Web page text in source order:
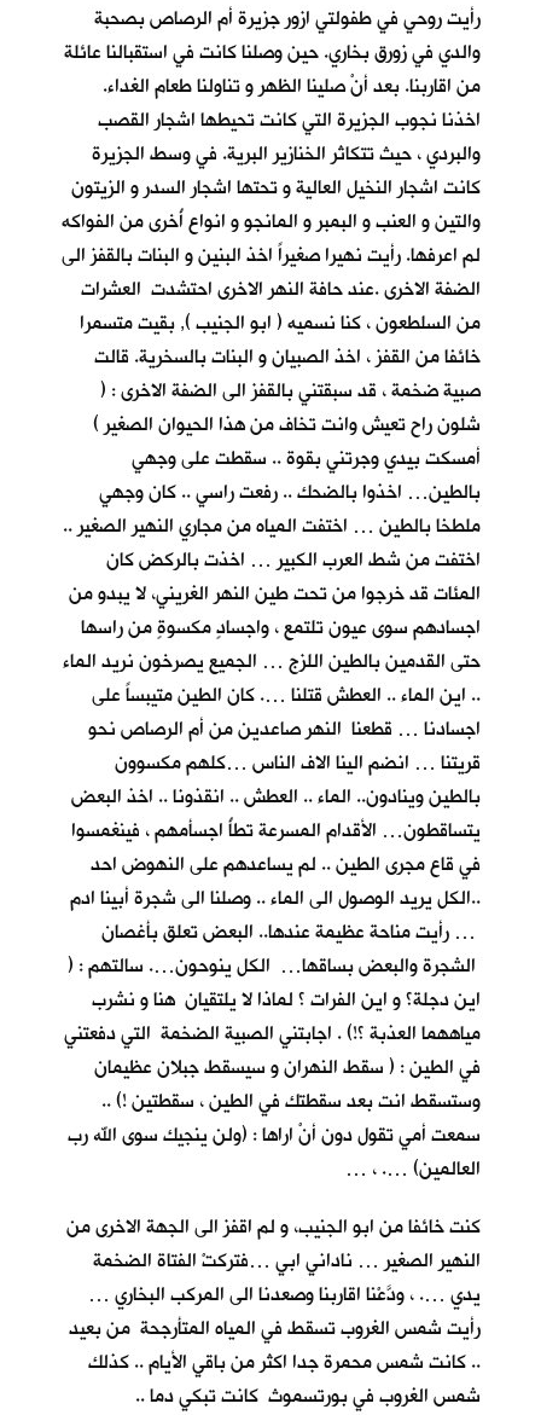
رأيت روحي في طفولتي ازور جزيرة أم الرصاص بصحبة
والدي في زورق بخاري. حين وصلنا كانت في استقبالنا عائلة
من اقاربنا. بعد أنْصلينا الظهر و تناولنا طعام الغداء.
اخذنا نجوب الجزيرة التي كانت تحيطها اشجار القصب
والبردي ، حيث تتكاثر الخنازير البرية. في وسط الجزيرة
كانت اشجار النخيل العالية و تحتها اشجار السدر و الزيتون
والتين و العنب و البمبر و المانجو و انواع أُخرى من الفواكه
لم اعرفها. رأيت نهيرا صغيراً اخذ البنين و البنات بالقفز الى
الضفة الاخرى .عند حافة النهر الاخرى احتشدت العشرات
من السلطعون ، كنا نسميه ( ابو الجنيب ), بقيت متسمرا
خائفا من القفز ، اخذ الصبيان و البنات بالسخرية. قالت
صبية ضخمة ، قد سبقتني بالقفز الى الضفة الاخرى : (
شلون راح تعيش وانت تخاف من هذا الحيوان الصغير )
أمسكت بيدي وجرتني بقوة .. سقطت على وجهي
بالطين… اخذوا بالضحك .. رفعت راسي .. كان وجهي
ملطخا بالطين … اختفت المياه من مجاري النهير الصغير ..
اختفت من شط العرب الكبير … اخذت بالركض كان
المئات قد خرجوا من تحت طين النهر الغريني، لا يبدو من
اجسادهم سوى عيون تلتمع ، واجسادٍ مكسوةٍ من راسها
حتى القدمين بالطين اللزج … الجميع يصرخون نريد الماء
.. اين الماء .. العطش قتلنا …. كان الطين متيبساً على
اجسادنا … قطعنا النهر صاعدين من أم الرصاص نحو
قريتنا … انضم الينا الاف الناس …كلهم مكسوون
بالطين وينادون.. الماء .. العطش .. انقذونا .. اخذ البعض
يتساقطون… الأقدام المسرعة تطأُ اجسأمهم ، فينغمسوا
في قاع مجرى الطين .. لم يساعدهم على النهوض احد
..الكل يريد الوصول الى الماء .. وصلنا الى شجرة أبينا ادم
… رأيت مناحة عظيمة عندها.. البعض تعلق بأغصان
الشجرة والبعض بساقها… الكل ينوحون…. سالتهم : (
اين دجلة؟ و اين الفرات ؟ لماذا لا يلتقيان هنا و نشرب
مياههما العذبة ؟!) . اجابتني الصبية الضخمة التي دفعتني
في الطين : ( سقط النهران و سيسقط جبلان عظيمان
وستسقط انت بعد سقطتك في الطين ، سقطتين !) ..
سمعت أمي تقول دون أنْ اراها : (ولن ينجيك سوى الله رب
العالمين) …. ، …
كنت خائفا من ابو الجنيب، و لم اقفز الى الجهة الاخرى من
النهير الصغير … ناداني ابي …فتركتْ الفتاة الضخمة
يدي …. ، ودَّعْنا اقاربنا وصعدنا الى المركب البخاري …
رأيت شمس الغروب تسقط في المياه المتأرجحة من بعيد
.. كانت شمس محمرة جدا اكثر من باقي الأيام .. كذلك
شمس الغروب في بورتسموث كانت تبكي دما ..